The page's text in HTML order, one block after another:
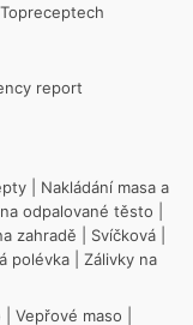
report
Nakládání masa a
odpalované těsto
zahradě Svíčková
polévka
Zálivky na
Vepřové maso